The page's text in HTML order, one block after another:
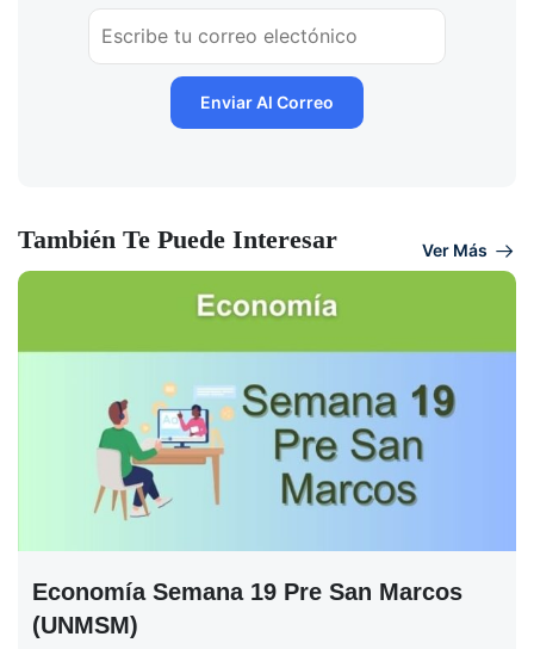
También Te Puede Interesar Ver Más
Economía Semana 19 Pre San Marcos
(UNMSM)